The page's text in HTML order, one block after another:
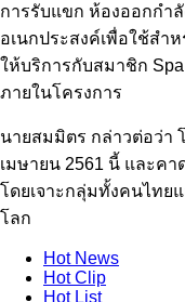
การรับแขก ห้องออกกำ
อเนกประสงค์เพื่อใช้สำ
ให้บริการกับสมาชิก
ภายในโครงการ
นายสมมิตร กล่าวต่อว่า
เมษายน 2561 นี้ และค
โดยเจาะกลุ่มทั้งคนไทย
โลก
HotNews
HotClip
HotList